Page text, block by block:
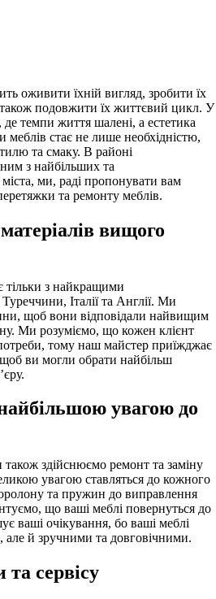
оживити їхній вигляд, зробити їх
подовжити їх життєвий цикл. У
де темпи життя шалені, а естетика
стає не лише необхідністю,
та смаку. В районі
з найбільших та
ми, раді пропонувати вам
та ремонту меблів.
вищого
тільки з найкращими
Італії та Англії. Ми
щоб вони відповідали найвищим
Ми розуміємо, що кожен клієнт
тому наш майстер приїжджає
ви могли обрати найбільш
увагою до
здійснюємо ремонт та заміну
увагою ставляться до кожного
та пружин до виправлення
що ваші меблі повернуться до
ваші очікування, бо ваші меблі
й зручними та довговічними.
та сервісу